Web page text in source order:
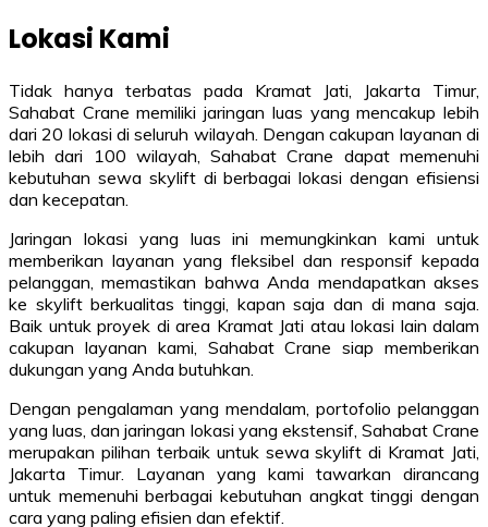
Lokasi Kami
Tidak hanya terbatas pada Kramat Jati, Jakarta Timur,
Sahabat Crane memiliki jaringan luas yang mencakup lebih
dari 20 lokasi di seluruh wilayah. Dengan cakupan layanan di
lebih dari 100 wilayah, Sahabat Crane dapat memenuhi
kebutuhan sewa skylift di berbagai lokasi dengan efisiensi
dan kecepatan.
Jaringan lokasi yang luas ini memungkinkan kami untuk
memberikan layanan yang fleksibel dan responsif kepada
pelanggan, memastikan bahwa Anda mendapatkan akses
ke skylift berkualitas tinggi, kapan saja dan di mana saja.
Baik untuk proyek di area Kramat Jati atau lokasi lain dalam
cakupan layanan kami, Sahabat Crane siap memberikan
dukungan yang Anda butuhkan.
Dengan pengalaman yang mendalam, portofolio pelanggan
yang luas, dan jaringan lokasi yang ekstensif, Sahabat Crane
merupakan pilihan terbaik untuk sewa skylift di Kramat Jati,
Jakarta Timur. Layanan yang kami tawarkan dirancang
untuk memenuhi berbagai kebutuhan angkat tinggi dengan
cara yang paling efisien dan efektif.